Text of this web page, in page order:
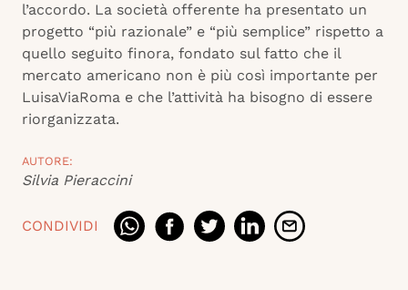
l’accordo. La società offerente ha presentato un
progetto “più razionale” e “più semplice” rispetto a
quello seguito finora, fondato sul fatto che il
mercato americano non è più così importante per
LuisaViaRoma e che l’attività ha bisogno di essere
riorganizzata.
AUTORE:
Silvia Pieraccini
CONDIVIDI